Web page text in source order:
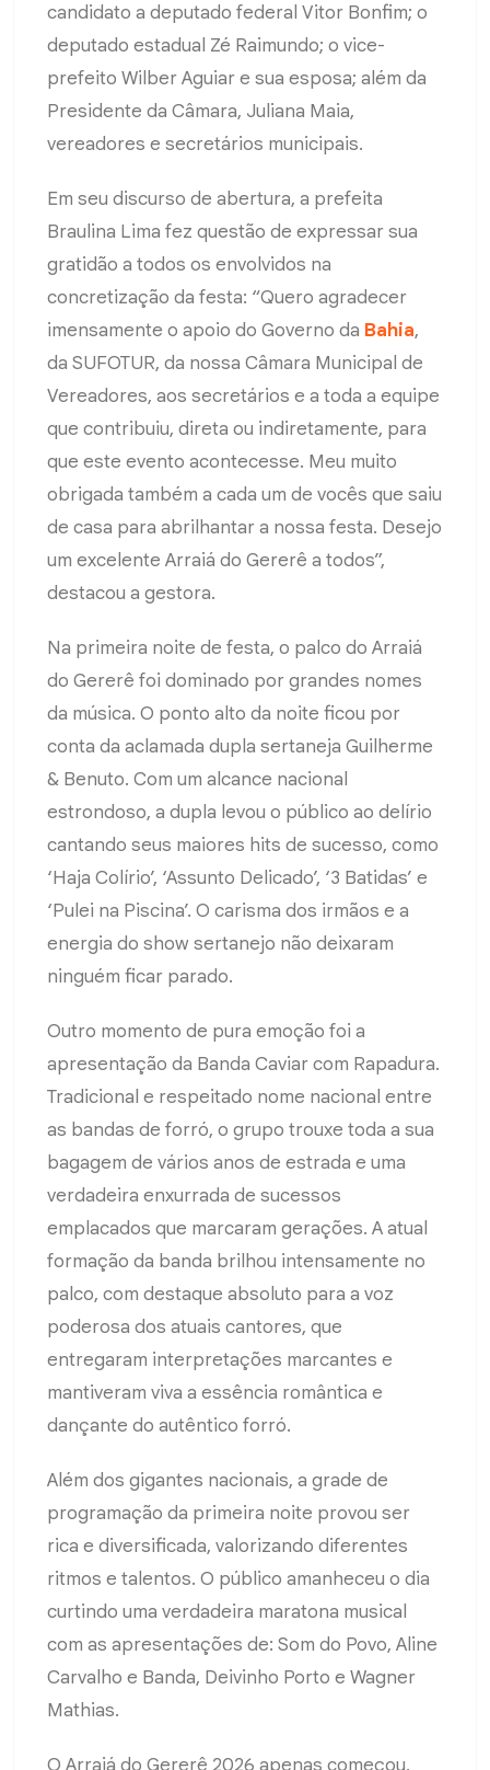
candidato a deputado federal Vitor Bonfim; o
deputado estadual Zé Raimundo; o vice-
prefeito Wilber Aguiar e sua esposa; além da
Presidente da Câmara, Juliana Maia,
vereadores e secretários municipais.
Em seu discurso de abertura, a prefeita
Braulina Lima fez questão de expressar sua
gratidão a todos os envolvidos na
concretização da festa: “Quero agradecer
imensamente o apoio do Governo da Bahia,
da SUFOTUR, da nossa Câmara Municipal de
Vereadores, aos secretários e a toda a equipe
que contribuiu, direta ou indiretamente, para
que este evento acontecesse. Meu muito
obrigada também a cada um de vocês que saiu
de casa para abrilhantar a nossa festa. Desejo
um excelente Arraiá do Gererê a todos”,
destacou a gestora.
Na primeira noite de festa, o palco do Arraiá
do Gererê foi dominado por grandes nomes
da música. O ponto alto da noite ficou por
conta da aclamada dupla sertaneja Guilherme
& Benuto. Com um alcance nacional
estrondoso, a dupla levou o público ao delírio
cantando seus maiores hits de sucesso, como
‘Haja Colírio’, ‘Assunto Delicado’, ‘3 Batidas’ e
‘Pulei na Piscina’. O carisma dos irmãos e a
energia do show sertanejo não deixaram
ninguém ficar parado.
Outro momento de pura emoção foi a
apresentação da Banda Caviar com Rapadura.
Tradicional e respeitado nome nacional entre
as bandas de forró, o grupo trouxe toda a sua
bagagem de vários anos de estrada e uma
verdadeira enxurrada de sucessos
emplacados que marcaram gerações. A atual
formação da banda brilhou intensamente no
palco, com destaque absoluto para a voz
poderosa dos atuais cantores, que
entregaram interpretações marcantes e
mantiveram viva a essência romântica e
dançante do autêntico forró.
Além dos gigantes nacionais, a grade de
programação da primeira noite provou ser
rica e diversificada, valorizando diferentes
ritmos e talentos. O público amanheceu o dia
curtindo uma verdadeira maratona musical
com as apresentações de: Som do Povo, Aline
Carvalho e Banda, Deivinho Porto e Wagner
Mathias.
O Arraiá do Gererê 2026 apenas começou,